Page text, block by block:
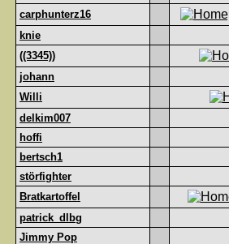
carphunterz16
knie
((3345))
johann
Willi
delkim007
hoffi
bertsch1
störfighter
Bratkartoffel
patrick_dlbg
Jimmy Pop